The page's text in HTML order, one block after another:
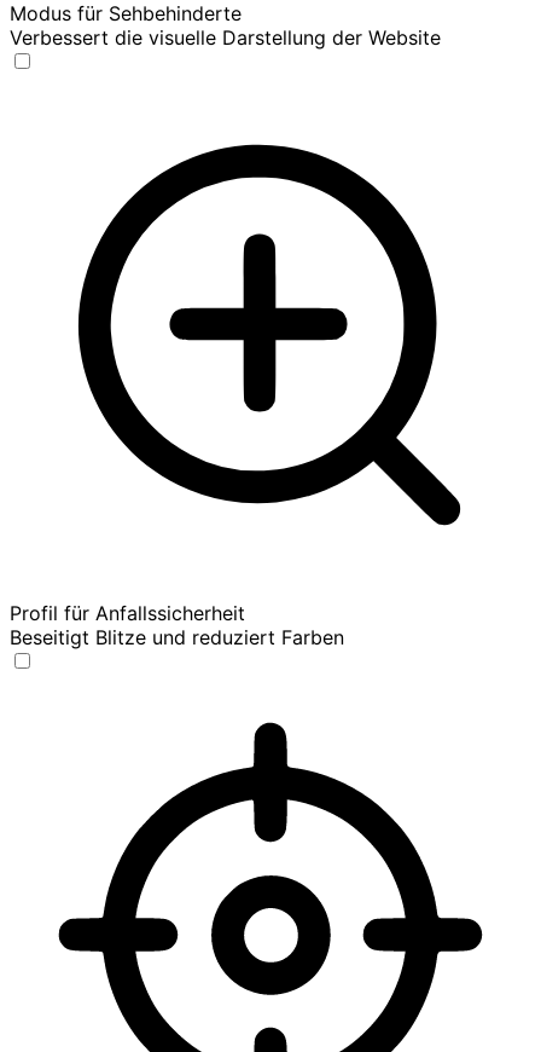
Modus für Sehbehinderte
Verbessert die visuelle Darstellung der Website
Profil für Anfallssicherheit
Beseitigt Blitze und reduziert Farben